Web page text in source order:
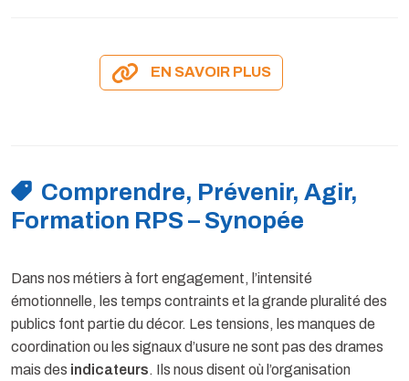
EN SAVOIR PLUS
Comprendre, Prévenir, Agir,
Formation RPS – Synopée
Dans nos métiers à fort engagement, l’intensité
émotionnelle, les temps contraints et la grande pluralité des
publics font partie du décor. Les tensions, les manques de
coordination ou les signaux d’usure ne sont pas des drames
mais des indicateurs. Ils nous disent où l’organisation